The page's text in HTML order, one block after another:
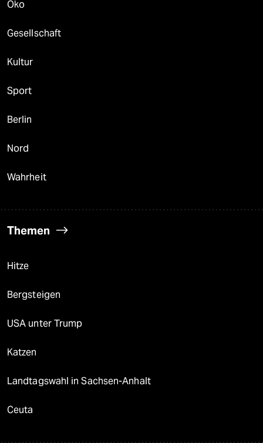
Öko
Gesellschaft
Kultur
Sport
Berlin
Nord
Wahrheit
Themen
Hitze
Bergsteigen
USA unter Trump
Katzen
Landtagswahl in Sachsen-Anhalt
Ceuta